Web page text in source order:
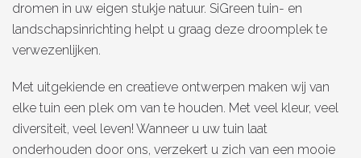
dromen in uw eigen stukje natuur. SiGreen tuin- en
landschapsinrichting helpt u graag deze droomplek te
verwezenlijken.
Met uitgekiende en creatieve ontwerpen maken wij van
elke tuin een plek om van te houden. Met veel kleur, veel
diversiteit, veel leven! Wanneer u uw tuin laat
onderhouden door ons, verzekert u zich van een mooie